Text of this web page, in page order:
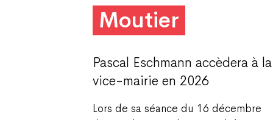
Moutier
Pascal Eschmann accèdera à la
vice-mairie en 2026
Lors de sa séance du 16 décembre